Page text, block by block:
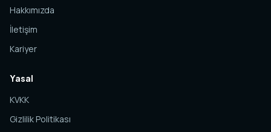
Hakkımızda
İletişim
Kariyer
Yasal
KVKK
Gizlilik Politikası